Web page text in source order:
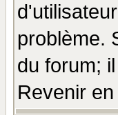
problème.
du forum;
Revenir